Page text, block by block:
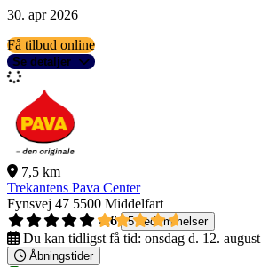
30. apr 2026
Få tilbud online
Se detaljer
7,5 km
Trekantens Pava Center
Fynsvej 47 5500 Middelfart
4,6
5 bedømmelser
Du kan tidligst få tid: onsdag d. 12. august
Åbningstider